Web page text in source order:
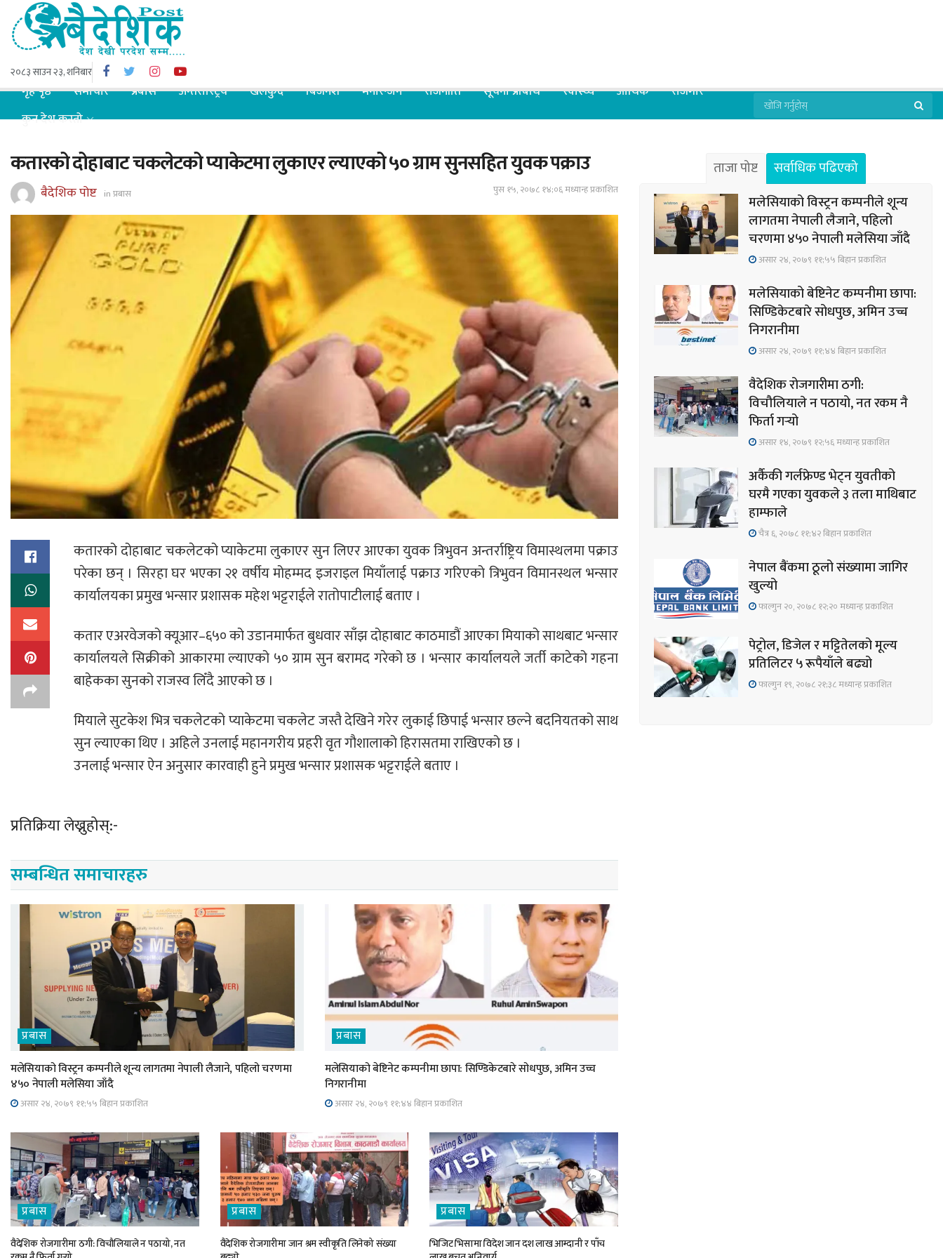
२०८३ साउन २३, शनिबार
गृह पृष्ठ समाचार प्रबास अन्तरास्ट्रिय खेलकुद बिजनेश मनोरन्जन राजनीति सूचना प्रबिधि स्वास्थ्य आर्थिक
रोजगार
कुन देश कस्तो
कतारको दोहाबाट चकलेटको प्याकेटमा लुकाएर ल्याएको ५० ग्राम सुनसहित युवक पक्राउ
बैदेशिक पोष्ट inप्रबास पुस १५, २०७८ १४;०६ मध्यान्ह प्रकाशित
कतारको दोहाबाट चकलेटको प्याकेटमा लुकाएर सुन लिएर आएका युवक त्रिभुवन अन्तर्राष्ट्रिय विमास्थलमा पक्राउ
परेका छन् । सिरहा घर भएका २१ वर्षीय मोहम्मद इजराइल मियाँलाई पक्राउ गरिएको त्रिभुवन विमानस्थल भन्सार
कार्यालयका प्रमुख भन्सार प्रशासक महेश भट्टराईले रातोपाटीलाई बताए ।
कतार एअरवेजको क्यूआर–६५० को उडानमार्फत बुधवार साँझ दोहाबाट काठमाडौं आएका मियाको साथबाट भन्सार
कार्यालयले सिक्रीको आकारमा ल्याएको ५० ग्राम सुन बरामद गरेको छ । भन्सार कार्यालयले जर्ती काटेको गहना
बाहेकका सुनको राजस्व लिँदै आएको छ ।
मियाले सुटकेश भित्र चकलेटको प्याकेटमा चकलेट जस्तै देखिने गरेर लुकाई छिपाई भन्सार छल्ने बदनियतको साथ
सुन ल्याएका थिए । अहिले उनलाई महानगरीय प्रहरी वृत गौशालाको हिरासतमा राखिएको छ ।
उनलाई भन्सार ऐन अनुसार कारवाही हुने प्रमुख भन्सार प्रशासक भट्टराईले बताए ।
प्रतिक्रिया लेख्नुहोस्:-
सम्बन्धित समाचारहरु
प्रबास
मलेसियाको विस्ट्रन कम्पनीले शून्य लागतमा नेपाली लैजाने, पहिलो चरणमा
४५० नेपाली मलेसिया जाँदै
असार २४, २०७९ ११;५५ बिहान प्रकाशित
प्रबास
मलेसियाको बेष्टिनेट कम्पनीमा छापा: सिण्डिकेटबारे सोधपुछ, अमिन उच्च
निगरानीमा
असार २४, २०७९ ११;४४ बिहान प्रकाशित
प्रबास
वैदेशिक रोजगारीमा ठगी: विचौलियाले न पठायो, नत
प्रबास
वैदेशिक रोजगारीमा जान श्रम स्वीकृति लिनेको संख्या
प्रबास
भिजिट भिसामा विदेश जान दश लाख आम्दानी र पाँच
ताजा पोष्ट
सर्वाधिक पढिएको
मलेसियाको विस्ट्रन कम्पनीले शून्य
लागतमा नेपाली लैजाने, पहिलो
चरणमा ४५० नेपाली मलेसिया जाँदै
असार २४, २०७९ ११;५५ बिहान प्रकाशित
मलेसियाको बेष्टिनेट कम्पनीमा छापा:
सिण्डिकेटबारे सोधपुछ, अमिन उच्च
निगरानीमा
असार २४, २०७९ ११;४४ बिहान प्रकाशित
वैदेशिक रोजगारीमा ठगी:
विचौलियाले न पठायो, नत रकम नै
फिर्ता गर्‍यो
असार १४, २०७९ १२;५६ मध्यान्ह प्रकाशित
अर्कैकी गर्लफ्रेण्ड भेट्न युवतीको
घरमै गएका युवकले ३ तला माथिबाट
हाम्फाले
चैत्र ६, २०७८ ११;४२ बिहान प्रकाशित
नेपाल बैंकमा ठूलो संख्यामा जागिर
खुल्यो
फाल्गुन २०, २०७८ १२;२० मध्यान्ह प्रकाशित
पेट्रोल, डिजेल र मट्टितेलको मूल्य
प्रतिलिटर ५ रूपैयाँले बढ्यो
फाल्गुन १९, २०७८ २१;३८ मध्यान्ह प्रकाशित